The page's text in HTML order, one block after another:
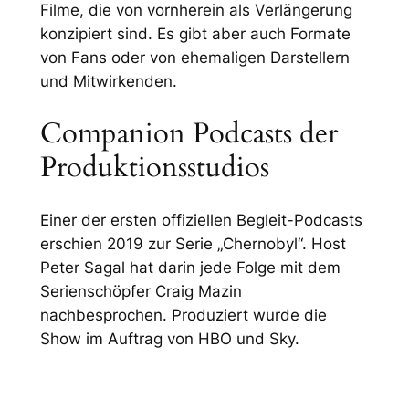
Filme, die von vornherein als Verlängerung
konzipiert sind. Es gibt aber auch Formate
von Fans oder von ehemaligen Darstellern
und Mitwirkenden.
Companion Podcasts der
Produktionsstudios
Einer der ersten offiziellen Begleit-Podcasts
erschien 2019 zur Serie „Chernobyl“. Host
Peter Sagal hat darin jede Folge mit dem
Serienschöpfer Craig Mazin
nachbesprochen. Produziert wurde die
Show im Auftrag von HBO und Sky.